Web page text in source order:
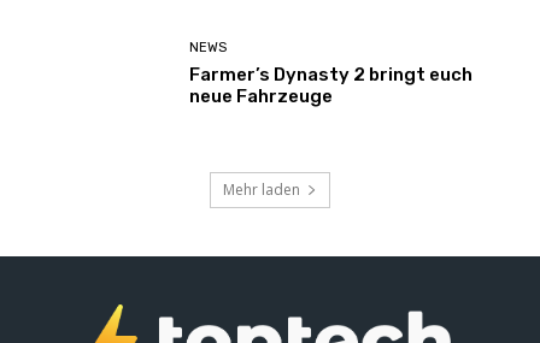
NEWS
Farmer’s Dynasty 2 bringt euch
neue Fahrzeuge
Mehr laden